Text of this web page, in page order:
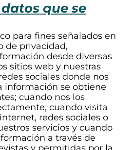
que se
para fines señalados en
de privacidad,
desde diversas
sitios web y nuestras
sociales donde nos
información se obtiene
cuando nos los
cuando visita
redes sociales o
servicios y cuando
a través de